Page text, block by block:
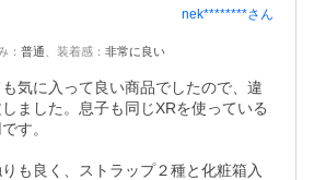
nek********さん
： 普通 装着感 ： 非常に良い
気に入って良い商品でしたので、違
ました。息子も同じXRを使っている
す。
も良く、ストラップ２種と化粧箱入